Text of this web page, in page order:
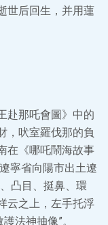
世后回生，并用蓮
赴那吒會圖》中的
，吠室羅伐那的負
在《哪吒鬧海故事
寧省向陽市出土遼
凸目、挺鼻、環
云之上，左手托浮
法神抽像”。